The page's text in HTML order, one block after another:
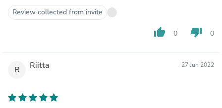
Review collected from invite
thumb_up 0 thumb_down 0
R Riitta 27 Jun 2022